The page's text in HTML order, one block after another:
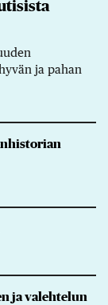
ja pahan
ja valehtelun